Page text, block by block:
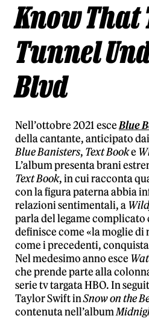
Know That
Tunnel
Blvd
Nell’ottobre 2021 esceBlue
della cantante, anticipato
Blue Banisters, Text Booke
L’album presenta brani
Text Book, in cui racconta
con la figura paterna abbia
relazioni sentimentali, a
parla del legame complicato
definisce come «la moglie di
come i precedenti,
Nel medesimo anno esce
che prende parte alla
serie tv targata HBO. In
Taylor Swift inSnow on the
contenuta nell’album